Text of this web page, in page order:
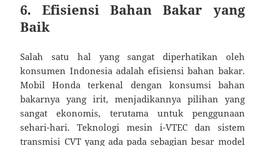
6. Efisiensi Bahan Bakar yang
Baik
Salah satu hal yang sangat diperhatikan oleh
konsumen Indonesia adalah efisiensi bahan bakar.
Mobil Honda terkenal dengan konsumsi bahan
bakarnya yang irit, menjadikannya pilihan yang
sangat ekonomis, terutama untuk penggunaan
sehari-hari. Teknologi mesin i-VTEC dan sistem
transmisi CVT yang ada pada sebagian besar model